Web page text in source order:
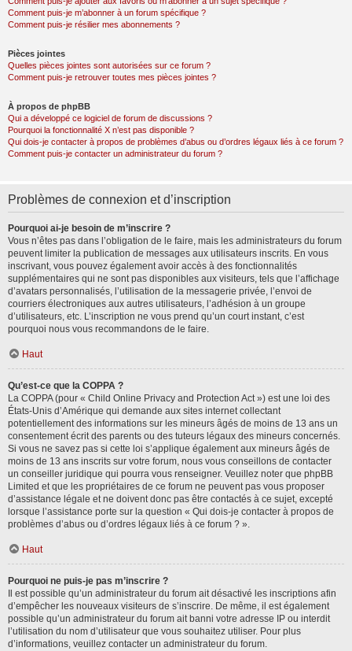
Comment puis-je m’abonner à un forum spécifique ?
Comment puis-je résilier mes abonnements ?
Pièces jointes
Quelles pièces jointes sont autorisées sur ce forum ?
Comment puis-je retrouver toutes mes pièces jointes ?
À propos de phpBB
Qui a développé ce logiciel de forum de discussions ?
Pourquoi la fonctionnalité X n’est pas disponible ?
Qui dois-je contacter à propos de problèmes d’abus ou d’ordres légaux liés à ce forum ?
Comment puis-je contacter un administrateur du forum ?
Problèmes de connexion et d’inscription
Pourquoi ai-je besoin de m’inscrire ?
Vous n’êtes pas dans l’obligation de le faire, mais les administrateurs du forum
peuvent limiter la publication de messages aux utilisateurs inscrits. En vous
inscrivant, vous pouvez également avoir accès à des fonctionnalités
supplémentaires qui ne sont pas disponibles aux visiteurs, tels que l’affichage
d’avatars personnalisés, l’utilisation de la messagerie privée, l’envoi de
courriers électroniques aux autres utilisateurs, l’adhésion à un groupe
d’utilisateurs, etc. L’inscription ne vous prend qu’un court instant, c’est
pourquoi nous vous recommandons de le faire.
Haut
Qu’est-ce que la COPPA ?
La COPPA (pour « Child Online Privacy and Protection Act ») est une loi des
États-Unis d’Amérique qui demande aux sites internet collectant
potentiellement des informations sur les mineurs âgés de moins de 13 ans un
consentement écrit des parents ou des tuteurs légaux des mineurs concernés.
Si vous ne savez pas si cette loi s’applique également aux mineurs âgés de
moins de 13 ans inscrits sur votre forum, nous vous conseillons de contacter
un conseiller juridique qui pourra vous renseigner. Veuillez noter que phpBB
Limited et que les propriétaires de ce forum ne peuvent pas vous proposer
d’assistance légale et ne doivent donc pas être contactés à ce sujet, excepté
lorsque l’assistance porte sur la question « Qui dois-je contacter à propos de
problèmes d’abus ou d’ordres légaux liés à ce forum ? ».
Haut
Pourquoi ne puis-je pas m’inscrire ?
Il est possible qu’un administrateur du forum ait désactivé les inscriptions afin
d’empêcher les nouveaux visiteurs de s’inscrire. De même, il est également
possible qu’un administrateur du forum ait banni votre adresse IP ou interdit
l’utilisation du nom d’utilisateur que vous souhaitez utiliser. Pour plus
d’informations, veuillez contacter un administrateur du forum.